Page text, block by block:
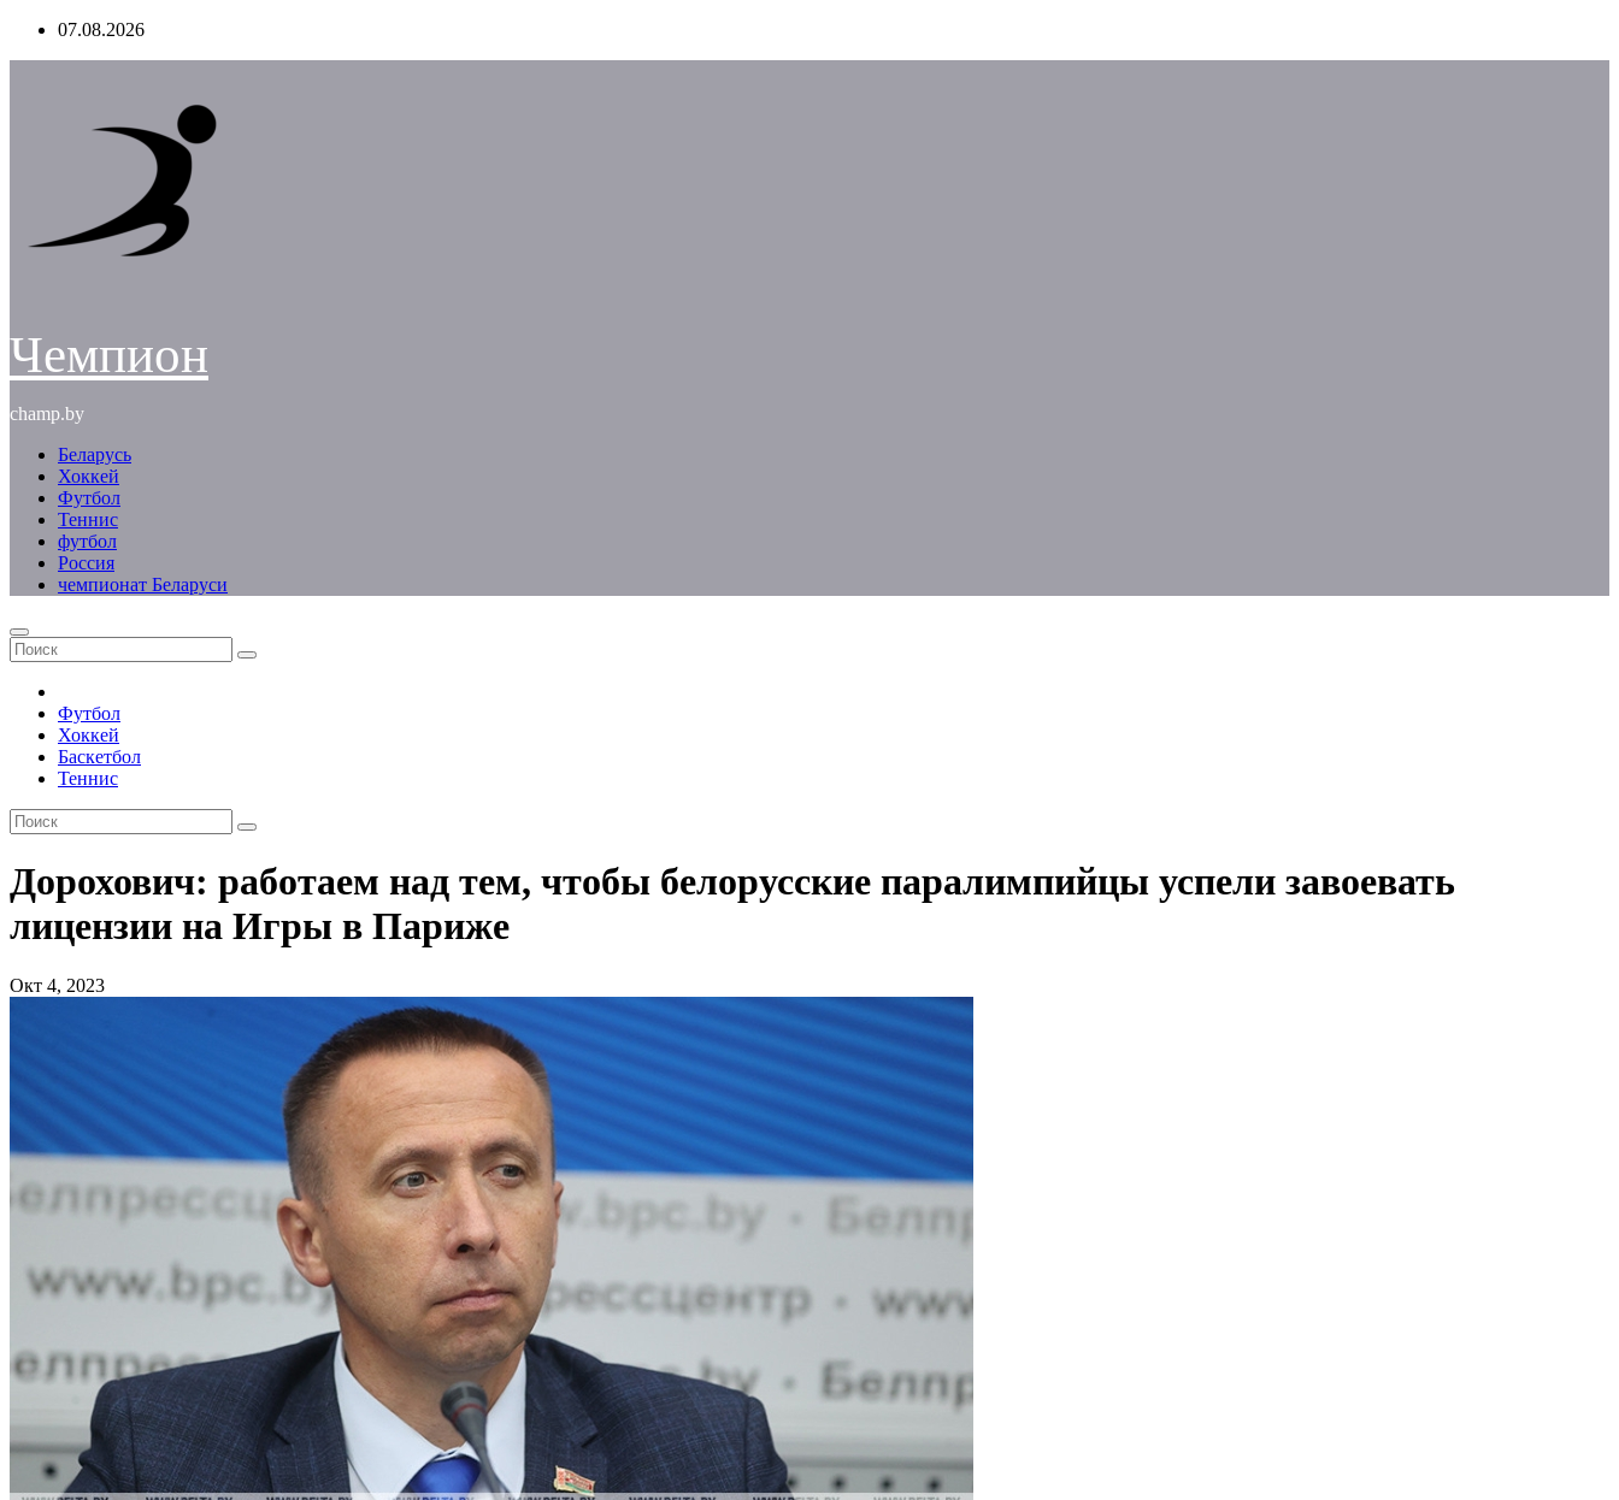
Перейти07.08.2026
Чемпион
champ.by
Беларусь
Хоккей
Футбол
Теннис
футбол
Россия
чемпионат Беларуси
Футбол
Хоккей
Баскетбол
Теннис
Дорохович: работаем над тем, чтобы белорусские паралимпийцы успели завоевать
лицензии на Игры в Париже
Окт 4, 2023